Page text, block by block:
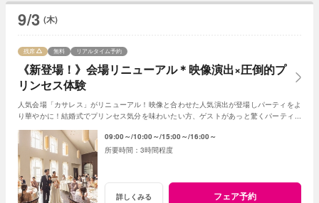
9/3 (木)
《新登場！》会場リニューアル＊映像演出×圧倒的プ
リンセス体験
残席 無料 リアルタイム予約
人気会場「カサレス」がリニューアル！映像と合わせた人気演出が登場しパーティをよ
り華やかに！結婚式でプリンセス気分を味わいたい方、ゲストがあっと驚くパーティを
09:00～ 10:00～ 15:00～ 16:00～
3時間程度
詳しくみる フェア予約